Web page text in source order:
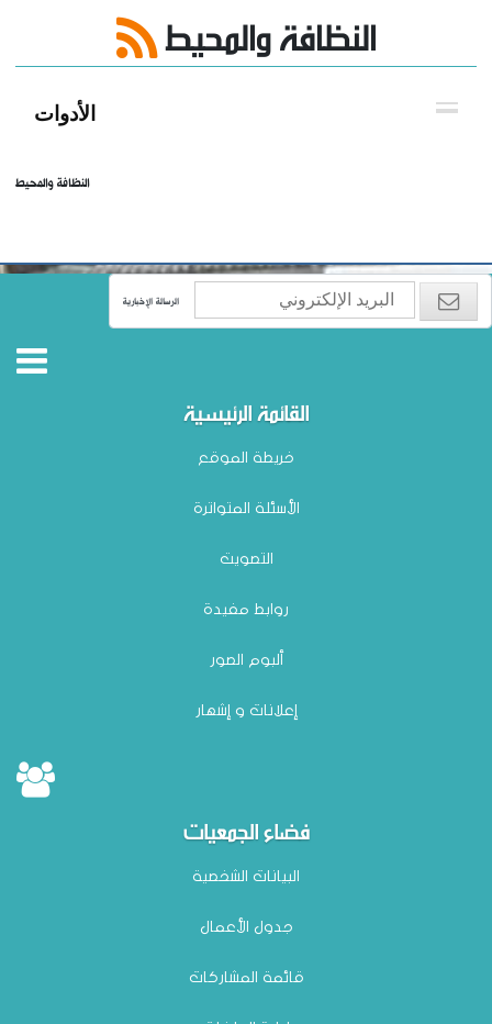
تسجيل الدخول
النظافة والمحيط
الأدوات
النظافة والمحيط
الرسالة الإخبارية
القائمة الرئيسية
خريطة الموقع
الأسئلة المتواترة
التصويت
روابط مفيدة
ألبوم الصور
إعلانات و إشهار
فضاء الجمعيات
البيانات الشخصية
جدول الأعمال
قائمة المشاركات